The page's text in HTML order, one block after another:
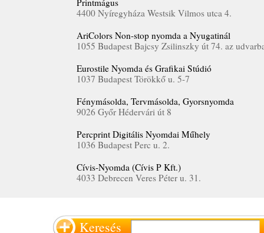
Printmágus
4400 Nyíregyháza Westsik Vilmos utca 4.
AriColors Non-stop nyomda a Nyugatinál
1055 Budapest Bajcsy Zsilinszky út 74. az
Eurostile Nyomda és Grafikai Stúdió
1037 Budapest Törökkő u. 5-7
Fénymásolda, Tervmásolda, Gyorsnyomda
9026 Győr Hédervári út 8
Percprint Digitális Nyomdai Műhely
1036 Budapest Perc u. 2.
Cívis-Nyomda (Cívis P Kft.)
4033 Debrecen Veres Péter u. 31.
Keresés